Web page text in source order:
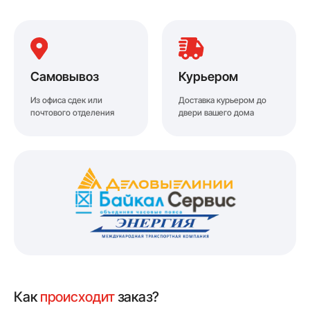
Самовывоз
Из офиса сдек или
почтового отделения
Курьером
Доставка курьером до
двери вашего дома
Какпроисходитзаказ?